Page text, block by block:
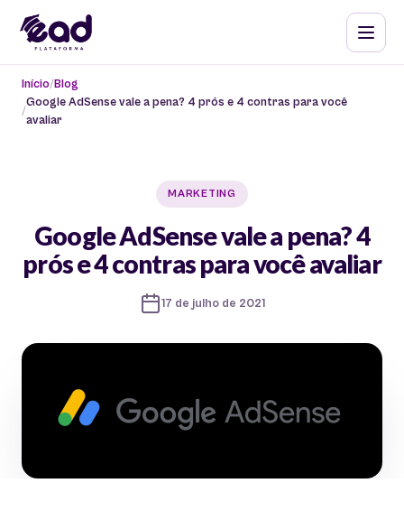
Início Blog
Google AdSense vale a pena? 4 prós e 4 contras para você
avaliar
MARKETING
Google AdSense vale a pena? 4
prós e 4 contras para você avaliar
17 de julho de 2021